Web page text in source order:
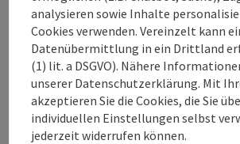
Grünau im Almtal
Buffet / Imbiss / Fastfood,
Konditorei
Das Dorfcafé liegt direkt im Ortszentrum
Almtal. Genieße dein Häfferl Kaffee im
Gastgarten, mit herrlichen Blick auf den
Telefon
+43 676 7209402
analysieren sowie Inhalte
Cookies verwenden. Vereinzelt kann
Datenübermittlung in ein Drittland
(1) lit. a DSGVO). Nähere
unserer Datenschutzerklärung. Mit
akzeptieren Sie die Cookies, die Sie
individuellen Einstellungen selbst
jederzeit widerrufen können.